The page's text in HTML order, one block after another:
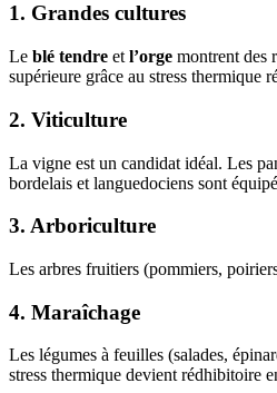
1. Grandes cultures
Le blé tendre et l’orge montrent des
supérieure grâce au stress thermique
2. Viticulture
La vigne est un candidat idéal. Les
bordelais et languedociens sont
3. Arboriculture
Les arbres fruitiers (pommiers,
4. Maraîchage
Les légumes à feuilles (salades,
stress thermique devient rédhibitoire